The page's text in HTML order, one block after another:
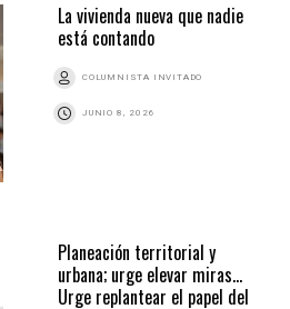
La vivienda nueva que nadie
está contando
COLUMNISTA INVITADO
JUNIO 8, 2026
Planeación territorial y
urbana; urge elevar miras…
Urge replantear el papel del